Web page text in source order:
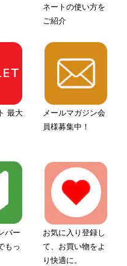
ネートの使い方を
ご紹介
最大
メールマガジン会
員様募集中！
バー
もっ
お気に入り登録し
て、お買い物をよ
り快適に。